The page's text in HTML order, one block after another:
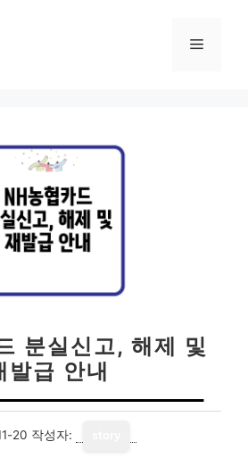
메
분실신고, 해제 및
발급 안내
20 작성자: